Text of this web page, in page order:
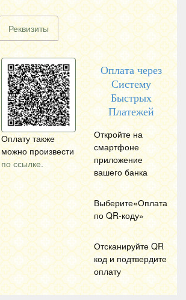
Реквизиты
Оплату также
можно произвести
по ссылке.
Оплата через
Систему
Быстрых
Платежей
Откройте на
смартфоне
приложение
вашего банка
Выберите«Оплата
по QR-коду»
Отсканируйте QR
код и подтвердите
оплату